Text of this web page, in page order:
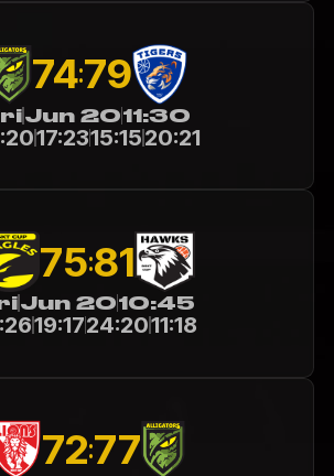
74:79
Jun 2011:30
17:2315:1520:21
75:81
Jun 2010:45
19:1724:2011:18
72:77